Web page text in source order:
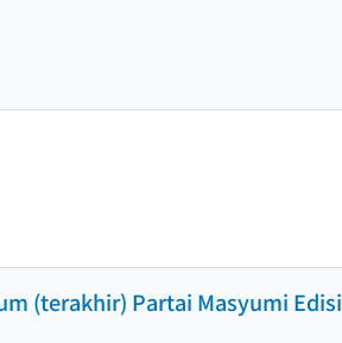
(terakhir) Partai Masyumi Edisi